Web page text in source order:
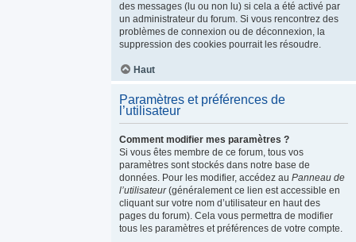
des messages (lu ou non lu) si cela a été activé par
un administrateur du forum. Si vous rencontrez des
problèmes de connexion ou de déconnexion, la
suppression des cookies pourrait les résoudre.
Haut
Paramètres et préférences de
l’utilisateur
Comment modifier mes paramètres ?
Si vous êtes membre de ce forum, tous vos
paramètres sont stockés dans notre base de
données. Pour les modifier, accédez au Panneau de
l’utilisateur(généralement ce lien est accessible en
cliquant sur votre nom d’utilisateur en haut des
pages du forum). Cela vous permettra de modifier
tous les paramètres et préférences de votre compte.